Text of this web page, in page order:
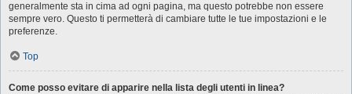
generalmente sta in cima ad ogni pagina, ma questo potrebbe non essere
sempre vero. Questo ti permetterà di cambiare tutte le tue impostazioni e le
preferenze.
Top
Come posso evitare di apparire nella lista degli utenti in linea?